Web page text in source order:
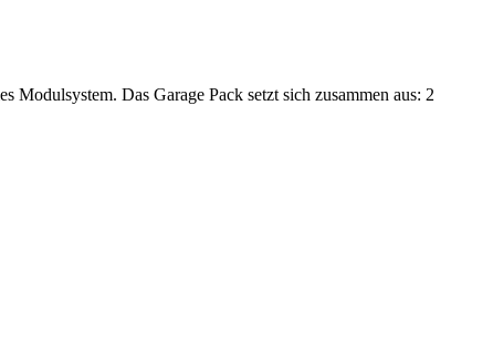
Das Garage Pack setzt sich zusammen aus: 2